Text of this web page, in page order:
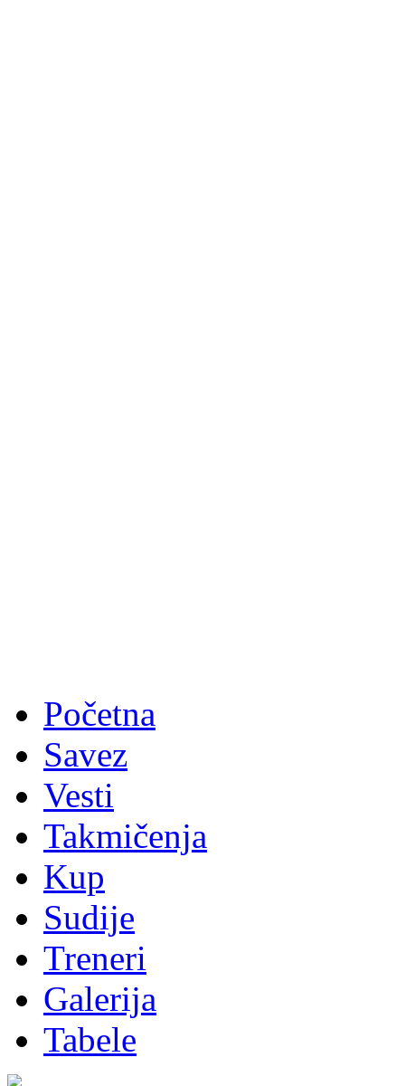
Početna
Savez
Vesti
Takmičenja
Kup
Sudije
Treneri
Galerija
Tabele